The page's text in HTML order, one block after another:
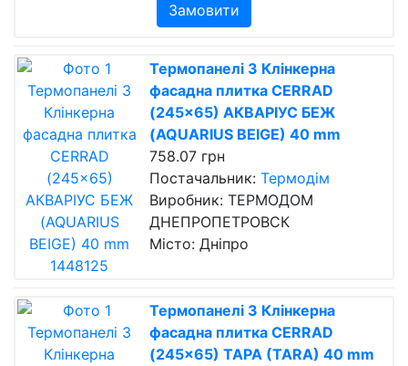
Замовити
Термопанелі З Клінкерна
фасадна плитка CERRAD
(245x65) АКВАРІУС БЕЖ
(AQUARIUS BEIGE) 40 mm
758.07 грн
Постачальник: Термодім
Виробник: ТЕРМОДОМ
ДНЕПРОПЕТРОВСК
Місто: Дніпро
Термопанелі З Клінкерна
фасадна плитка CERRAD
(245x65) ТАРА (TARA) 40 mm